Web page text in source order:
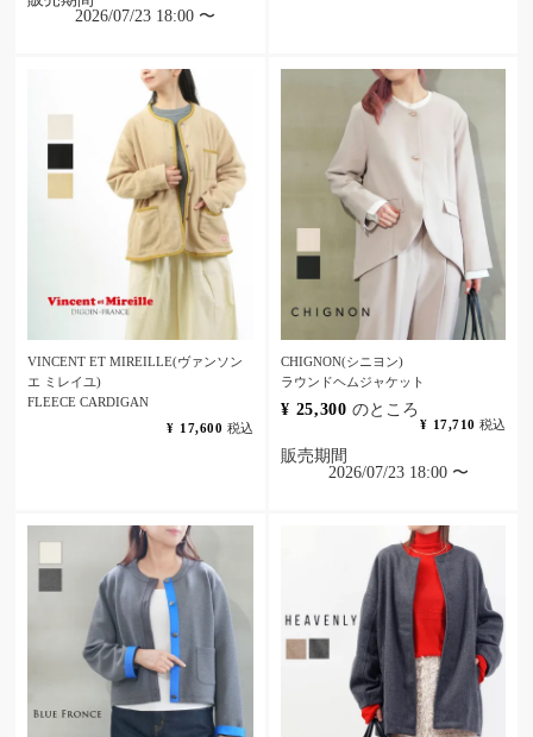
2026/07/23 18:00 〜
VINCENT ET MIREILLE(ヴァンソン
エ ミレイユ)
FLEECE CARDIGAN
¥ 17,600 税込
CHIGNON(シニヨン)
ラウンドヘムジャケット
¥ 25,300 のところ
¥ 17,710 税込
販売期間
2026/07/23 18:00 〜